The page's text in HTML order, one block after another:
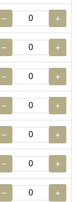
− +
− +
− +
− +
− +
− +
− +